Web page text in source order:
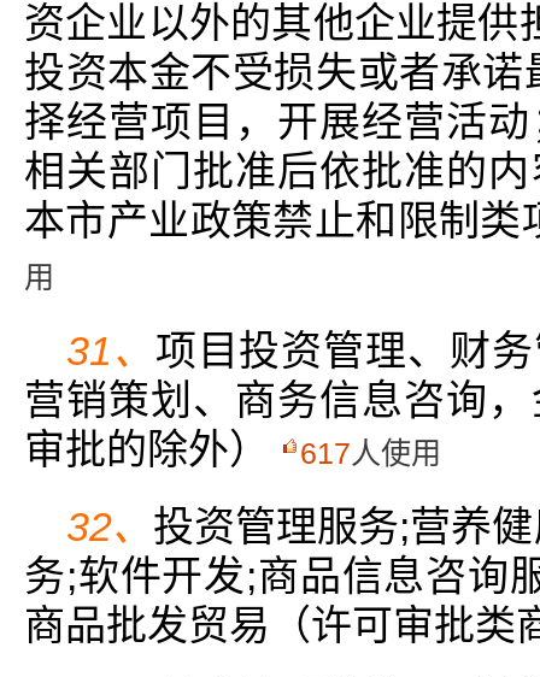
资企业以外的其他企业提供
投资本金不受损失或者承诺
择经营项目，开展经营活
相关部门批准后依批准的
本市产业政策禁止和限制类
用
31、 项目投资管理、财
营销策划、商务信息咨询
审批的除外）
617人使用
32、 投资管理服务;营养
务;软件开发;商品信息咨询
商品批发贸易（许可审批类